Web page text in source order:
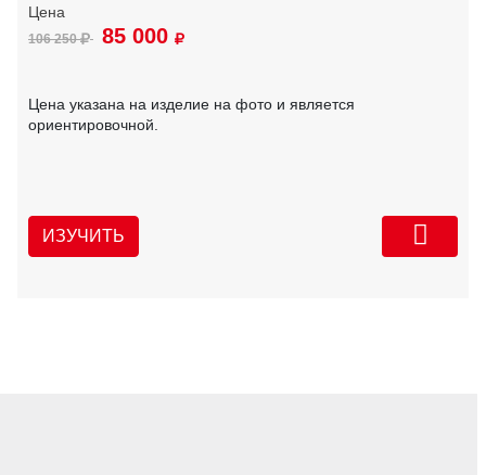
106 250 85 000
Цена указана на изделие на фото и является
ориентировочной.
ИЗУЧИТЬ